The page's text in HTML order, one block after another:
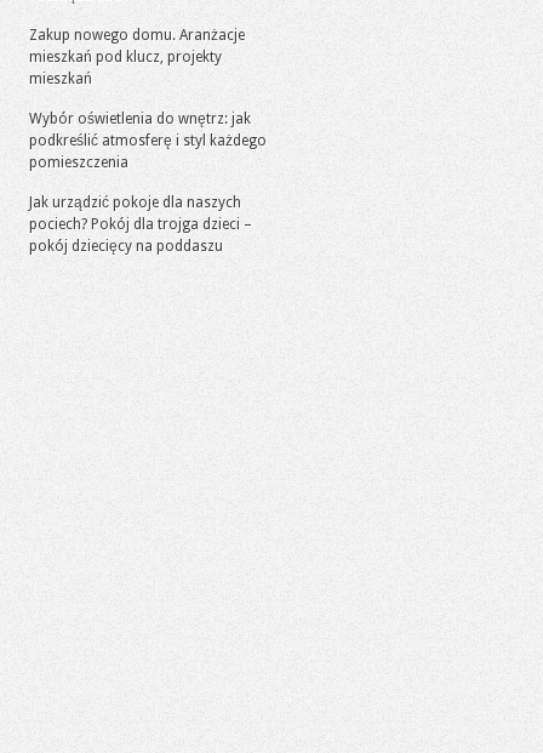
Zakup nowego domu. Aranżacje
mieszkań pod klucz, projekty
mieszkań
Wybór oświetlenia do wnętrz: jak
podkreślić atmosferę i styl każdego
pomieszczenia
Jak urządzić pokoje dla naszych
pociech? Pokój dla trojga dzieci –
pokój dziecięcy na poddaszu